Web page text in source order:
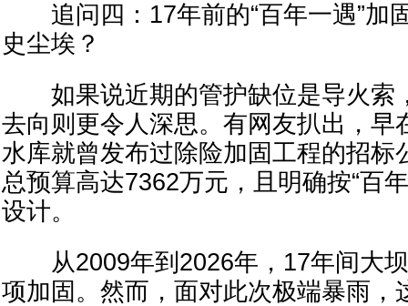
追问四：17年前的“百年一遇”加
史尘埃？
如果说近期的管护缺位是导火索
去向则更令人深思。有网友扒出，早
水库就曾发布过除险加固工程的招标
总预算高达7362万元，且明确按“百
设计。
从2009年到2026年，17年间大坝
项加固。然而，面对此次极端暴雨，